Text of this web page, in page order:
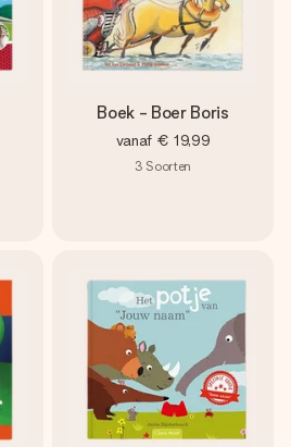
Boek - Boer Boris
vanaf € 19,99
3 Soorten